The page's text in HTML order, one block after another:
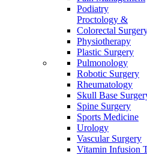
Podiatry
Proctology &
Colorectal
Physiotherapy
Plastic Surgery
Pulmonology
Robotic Surgery
Rheumatology
Skull Base
Spine Surgery
Sports Medicine
Urology
Vascular Surgery
Vitamin Infusion